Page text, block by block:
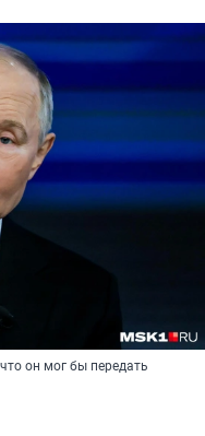
он мог бы передать